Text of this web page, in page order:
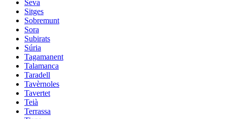
Seva
Sitges
Sobremunt
Sora
Subirats
Súria
Tagamanent
Talamanca
Taradell
Tavèrnoles
Tavertet
Teià
Terrassa